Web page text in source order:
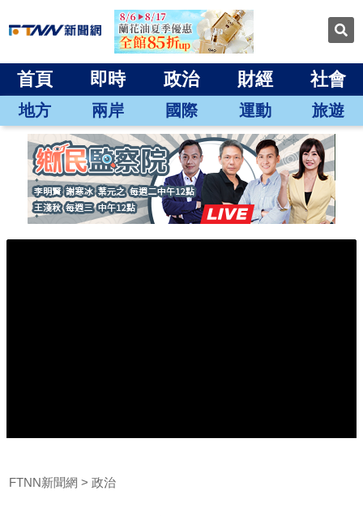
首頁 即時 政治 財經 社會
地方 兩岸 國際 運動 旅遊
FTNN新聞網 政治